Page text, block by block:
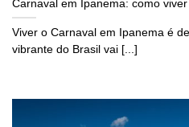
Carnaval em Ipanema: como
Viver o Carnaval em Ipanema é
vibrante do Brasil vai [...]